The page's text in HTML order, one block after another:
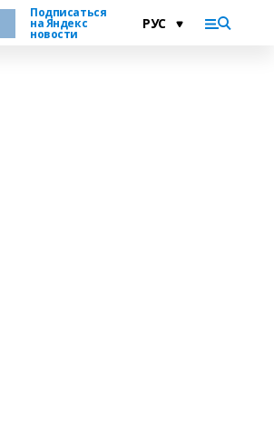
Подписаться
на Яндекс
новости